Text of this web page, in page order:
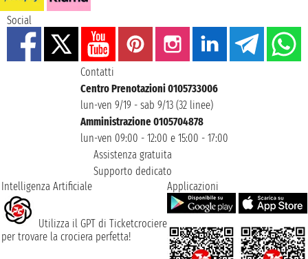
Social
Contatti
Centro Prenotazioni 0105733006
lun-ven 9/19 - sab 9/13 (32 linee)
Amministrazione 0105704878
lun-ven 09:00 - 12:00 e 15:00 - 17:00
Assistenza gratuita
Supporto dedicato
Intelligenza Artificiale
Utilizza il GPT di Ticketcrociere
per trovare la crociera perfetta!
Applicazioni